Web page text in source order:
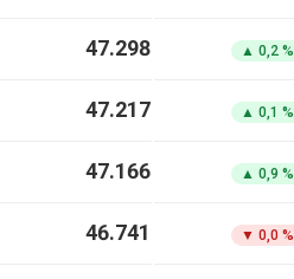
47.298 ▲ 0,2 %
47.217 ▲ 0,1 %
47.166 ▲ 0,9 %
46.741 ▼ 0,0 %